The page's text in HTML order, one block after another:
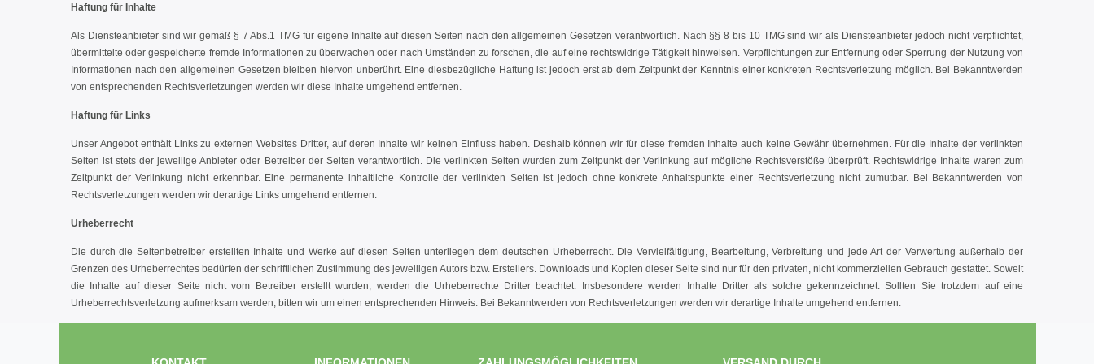
Haftung für Inhalte
Als Diensteanbieter sind wir gemäß § 7 Abs.1 TMG für eigene Inhalte auf diesen Seiten nach denallgemeinen Gesetzen verantwortlich. Nach §§ 8 bis 10 TMG sind wir als Diensteanbieter jedoch nicht verpflichtet,
übermittelte oder gespeicherte fremde Informationen zu überwachen oder nach Umständen zu forschen, die auf eine rechtswidrige Tätigkeit hinweisen. Verpflichtungen zur Entfernung oder Sperrung der Nutzung von
Informationen nach den allgemeinen Gesetzen bleiben hiervon unberührt. Eine diesbezügliche Haftung ist jedoch erst ab dem Zeitpunkt der Kenntnis einer konkreten Rechtsverletzung möglich. Bei Bekanntwerden
von entsprechenden Rechtsverletzungen werden wir diese Inhalte umgehend entfernen.
Haftung für Links
Unser Angebot enthält Links zu externen Websites Dritter, auf deren Inhalte wir keinen Einfluss haben. Deshalb können wir für diese fremden Inhalte auch keine Gewähr übernehmen. Für die Inhalte der verlinkten
Seiten ist stets der jeweilige Anbieter oder Betreiber der Seiten verantwortlich. Die verlinkten Seiten wurden zum Zeitpunkt der Verlinkung auf mögliche Rechtsverstöße überprüft. Rechtswidrige Inhalte waren zum
Zeitpunkt der Verlinkung nicht erkennbar. Eine permanente inhaltliche Kontrolle der verlinkten Seiten ist jedoch ohne konkrete Anhaltspunkte einer Rechtsverletzung nicht zumutbar. Bei Bekanntwerden von
Rechtsverletzungen werden wir derartige Links umgehend entfernen.
Urheberrecht
Die durch die Seitenbetreiber erstellten Inhalte und Werke auf diesen Seiten unterliegen dem deutschen Urheberrecht. Die Vervielfältigung, Bearbeitung, Verbreitung und jede Art der Verwertung außerhalb der
Grenzen des Urheberrechtes bedürfen der schriftlichen Zustimmung des jeweiligen Autors bzw. Erstellers. Downloads und Kopien dieser Seite sind nur für den privaten, nicht kommerziellen Gebrauch gestattet. Soweit
die Inhalte auf dieser Seite nicht vom Betreiber erstellt wurden, werden die Urheberrechte Dritter beachtet. Insbesondere werden Inhalte Dritter als solche gekennzeichnet. Sollten Sie trotzdem auf eine
Urheberrechtsverletzung aufmerksam werden, bitten wir um einen entsprechenden Hinweis. Bei Bekanntwerden von Rechtsverletzungen werden wir derartige Inhalte umgehend entfernen.